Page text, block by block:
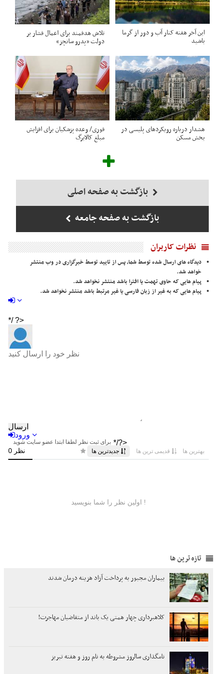
این آخر هفته کنار آب و دور از گرما
باشید
تلاش هدفمند برای اعمال فشار بر
دولت «پدرو سانچز»
هشدار درباره رویکردهای پلیسی در
بخش مسکن
فوری/ وعده پزشکیان برای افزایش
مبلغ کالابرگ
بازگشت به صفحه اصلی
بازگشت به صفحه جامعه
نظرات کاربران
دیدگاه های ارسال شده توسط شما، پس از تایید توسط خبرگزاری در وب منتشر
خواهد شد.
پیام هایی که حاوی تهمت یا افترا باشد منتشر نخواهد شد.
پیام هایی که به غیر از زبان فارسی یا غیر مرتبط باشد منتشر نخواهد شد.
تازه ترین ها
بیماران مجبور به پرداخت آزاد هزینه درمان شدند
کلاهبرداری چهار همتی یک باند از متقاضیان مهاجرت!
نامگذاری سالروز مشروطه به نام روز و هفته تبریز